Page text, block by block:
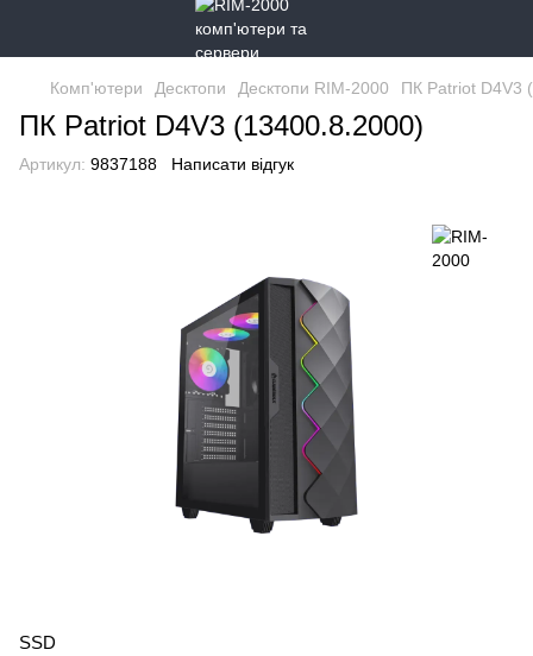
Комп'ютери Десктопи Десктопи RIM-2000 ПК Patriot D4V3
ПК Patriot D4V3 (13400.8.2000)
Артикул: 9837188 Написати відгук
SSD